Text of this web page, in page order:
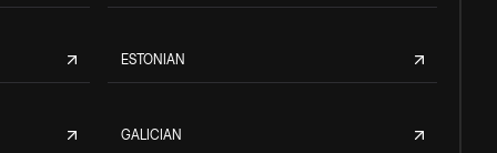
ESTONIAN
GALICIAN